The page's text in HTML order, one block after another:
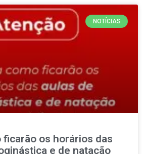
NOTÍCIAS
ficarão os horários das
e de natação